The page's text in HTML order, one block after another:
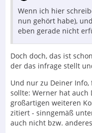
Wenn ich hier
nun gehört habe),
eben gerade nicht
Doch doch, das ist
der das infrage stellt
Und nur zu Deiner Info,
sollte: Werner hat auch
großartigen weiteren
zitiert - sinngemäß
auch nicht bzw.